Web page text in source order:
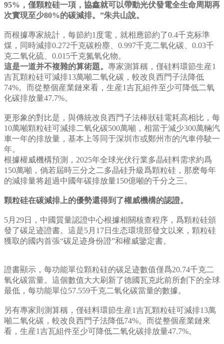
95%，僅顆粒硅一項，協鑫就可以帶動光伏發電全生命周期再
次實現至少80%的碳減排。”朱共山說。
而根據專家統計，每節約1度電，就相應節約了0.4千克标準
煤，同時減排0.272千克碳粉塵、0.997千克二氧化碳、0.03千
克二氧化硫、0.015千克氮氧化物。
這是一道并不複雜的算術題。 專家測算稱，僅硅料環節生産1
吉瓦顆粒硅可減排13萬噸二氧化碳，較改良西門子法降低
74%。而從整個産業鏈來看，生産1吉瓦組件至少可降低二氧
化碳排放量47.7%。
更形象的對比是，與傳統改良西門子法棒狀硅電耗高相比，每
10萬噸顆粒硅可減排二氧化碳500萬噸，相當于減少300萬輛汽
車一年的排放量，基本上等同于深圳市或鄭州市的汽車停駛一
年。
根據權威機構預測，2025年全球光伏行業多晶硅料需求約爲
150萬噸，倘若屆時三分之二多晶硅升級爲顆粒硅，那麽每年
的減排量将超過中國年碳排放量150億噸的千分之三。
顆粒硅在碳減排上的優勢還得到了權威機構的認證。
5月29日，中國質量認證中心根據相關核查程序，爲顆粒硅頒
發了碳足迹證書。這是5月17日生态環境部發文以來，顆粒硅
獲取的國内首張“碳足迹身份證”和權威鑒定書。
證書顯示，每功能單位顆粒硅的碳足迹數值僅爲20.74千克二
氧化碳當量。這個數值大大刷新了德國瓦克此前所創下的全球
最低，每功能單位57.559千克二氧化碳當量的數據。
另有專家則測算稱，僅硅料環節生産1吉瓦顆粒硅可減排13萬
噸二氧化碳，較改良西門子法降低74%。而從整個産業鏈來
看，生産1吉瓦組件至少可降低二氧化碳排放量47.7%。